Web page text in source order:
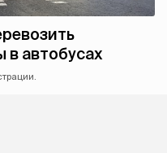
в автобусах